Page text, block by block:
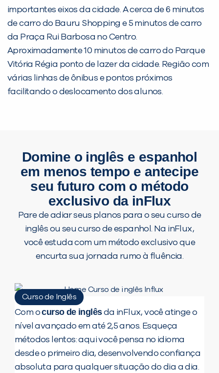
importantes eixos da cidade. A cerca de 6 minutos
de carro do Bauru Shopping e 5 minutos de carro
da Praça Rui Barbosa no Centro.
Aproximadamente 10 minutos de carro do Parque
Vitória Régia ponto de lazer da cidade. Região com
várias linhas de ônibus e pontos próximos
facilitando o deslocamento dos alunos.
Domine o inglês e espanhol
em menos tempo e antecipe
seu futuro com o método
exclusivo da inFlux
Pare de adiar seus planos para o seu curso de
inglês ou seu curso de espanhol. Na inFlux,
você estuda com um método exclusivo que
encurta sua jornada rumo à fluência.
Curso de Inglês
Com ocurso de inglêsda inFlux, você atinge o
nível avançado em até 2,5 anos. Esqueça
métodos lentos: aqui você pensa no idioma
desde o primeiro dia, desenvolvendo confiança
absoluta para qualquer situação do dia a dia.